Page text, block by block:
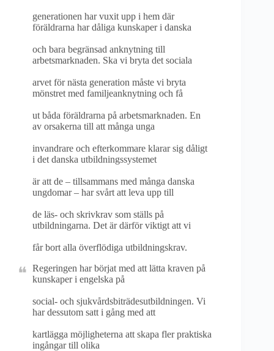
generationen har vuxit upp i hem där
föräldrarna har dåliga kunskaper i danska
och bara begränsad anknytning till
arbetsmarknaden. Ska vi bryta det sociala
arvet för nästa generation måste vi bryta
mönstret med familjeanknytning och få
ut båda föräldrarna på arbetsmarknaden. En
av orsakerna till att många unga
invandrare och efterkommare klarar sig dåligt
i det danska utbildningssystemet
är att de – tillsammans med många danska
ungdomar – har svårt att leva upp till
de läs- och skrivkrav som ställs på
utbildningarna. Det är därför viktigt att vi
får bort alla överflödiga utbildningskrav.
Regeringen har börjat med att lätta kraven på
kunskaper i engelska på
social- och sjukvårdsbiträdesutbildningen. Vi
har dessutom satt i gång med att
kartlägga möjligheterna att skapa fler praktiska
ingångar till olika